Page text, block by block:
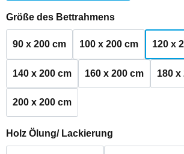
Größe des Bettrahmensauswählen
90 x 200 cm 100 x 200 cm 120 x
140 x 200 cm 160 x 200 cm 180 x
200 x 200 cm
Holz Ölung/ Lackierung